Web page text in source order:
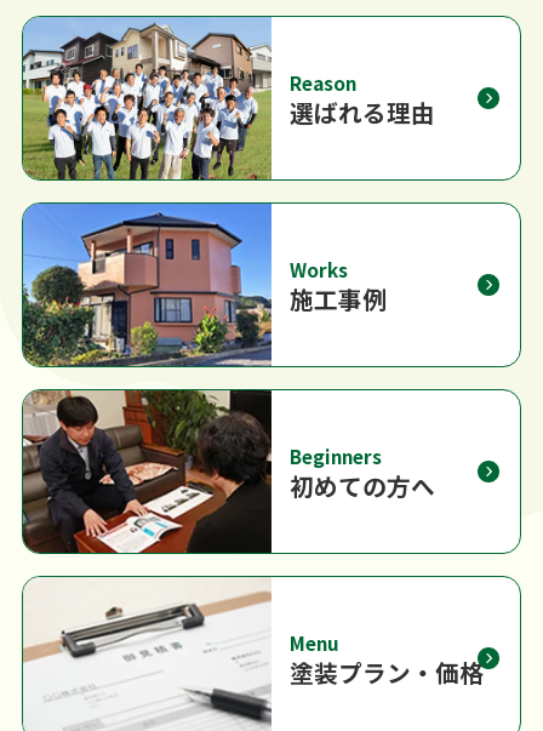
Reason
選ばれる理由
Works
施工事例
Beginners
初めての方へ
Menu
塗装プラン・価格